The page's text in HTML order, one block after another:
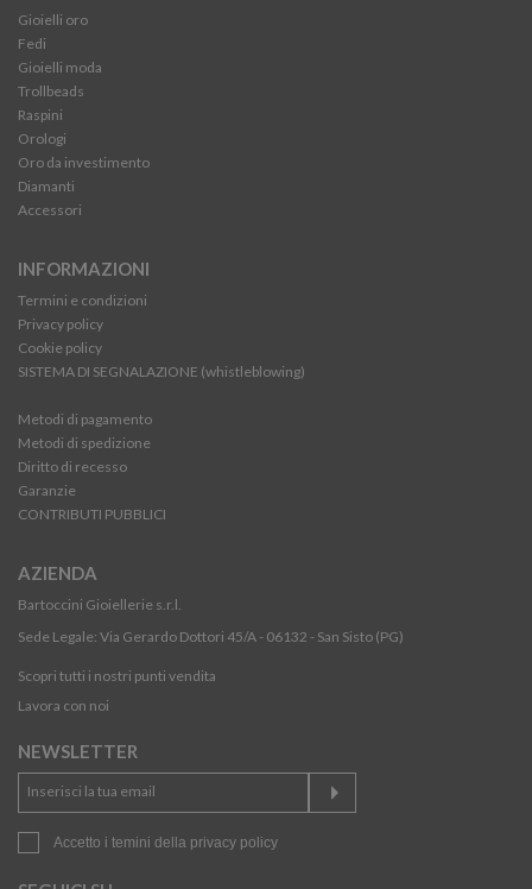
Gioielli oro
Fedi
Gioielli moda
Trollbeads
Raspini
Orologi
Oro da investimento
Diamanti
Accessori
INFORMAZIONI
Termini e condizioni
Privacy policy
Cookie policy
SISTEMA DI SEGNALAZIONE (whistleblowing)
Metodi di pagamento
Metodi di spedizione
Diritto di recesso
Garanzie
CONTRIBUTI PUBBLICI
AZIENDA
Bartoccini Gioiellerie s.r.l.
Sede Legale: Via Gerardo Dottori 45/A - 06132 - San Sisto (PG)
Scopri tutti i nostri punti vendita
Lavora con noi
NEWSLETTER
Accetto i temini della privacy policy